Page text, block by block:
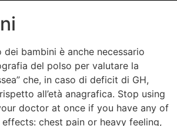
bambini è anche necessario
del polso per valutare la
che, in caso di deficit di GH,
all’età anagrafica. Stop using
doctor at once if you have any of
chest pain or heavy feeling,